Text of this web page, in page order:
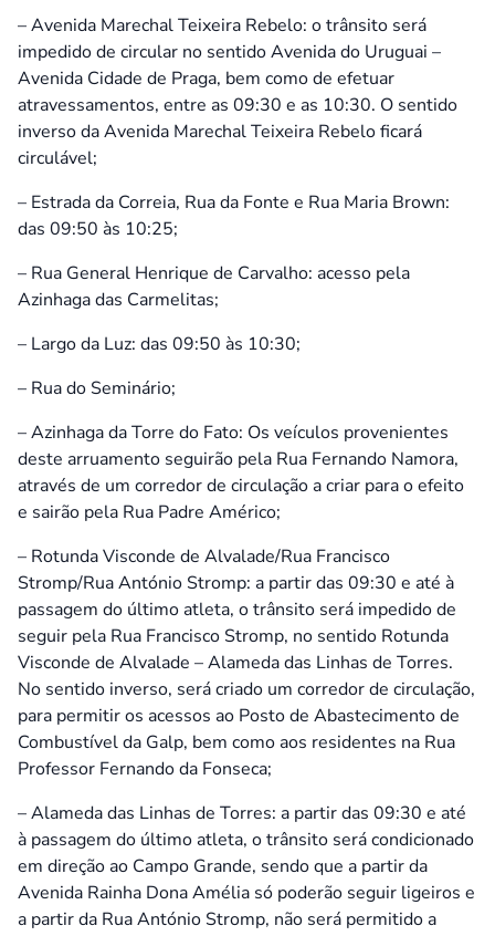
– Avenida Marechal Teixeira Rebelo: o trânsito será
impedido de circular no sentido Avenida do Uruguai –
Avenida Cidade de Praga, bem como de efetuar
atravessamentos, entre as 09:30 e as 10:30. O sentido
inverso da Avenida Marechal Teixeira Rebelo ficará
circulável;
– Estrada da Correia, Rua da Fonte e Rua Maria Brown:
das 09:50 às 10:25;
– Rua General Henrique de Carvalho: acesso pela
Azinhaga das Carmelitas;
– Largo da Luz: das 09:50 às 10:30;
– Rua do Seminário;
– Azinhaga da Torre do Fato: Os veículos provenientes
deste arruamento seguirão pela Rua Fernando Namora,
através de um corredor de circulação a criar para o efeito
e sairão pela Rua Padre Américo;
– Rotunda Visconde de Alvalade/Rua Francisco
Stromp/Rua António Stromp: a partir das 09:30 e até à
passagem do último atleta, o trânsito será impedido de
seguir pela Rua Francisco Stromp, no sentido Rotunda
Visconde de Alvalade – Alameda das Linhas de Torres.
No sentido inverso, será criado um corredor de circulação,
para permitir os acessos ao Posto de Abastecimento de
Combustível da Galp, bem como aos residentes na Rua
Professor Fernando da Fonseca;
– Alameda das Linhas de Torres: a partir das 09:30 e até
à passagem do último atleta, o trânsito será condicionado
em direção ao Campo Grande, sendo que a partir da
Avenida Rainha Dona Amélia só poderão seguir ligeiros e
a partir da Rua António Stromp, não será permitido a